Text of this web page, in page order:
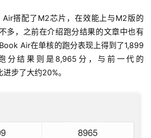
搭配了M2芯片，在效能上与M2版的
多，之前在介绍跑分结果的文章中也有
Air在单核的跑分表现上得到了1,899
分结果则是8,965分，与前一代的
步了大约20%。